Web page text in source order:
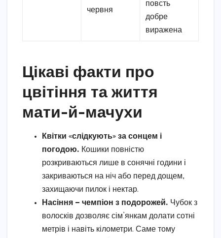
червня
повсть
добре
виражена
Цікаві факти про
цвітіння та життя
мати-й-мачухи
Квітки «слідкують» за сонцем і
погодою. Кошики повністю
розкриваються лише в сонячні години і
закриваються на ніч або перед дощем,
захищаючи пилок і нектар.
Насіння — чемпіон з подорожей. Чубок з
волосків дозволяє сім’янкам долати сотні
метрів і навіть кілометри. Саме тому